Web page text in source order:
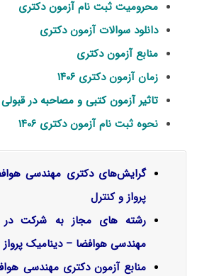
محرومیت ثبت نام آزمون دکتری
دانلود سوالات آزمون دکتری
منابع آزمون دکتری
زمان آزمون دکتری ۱۴۰۶
تاثیر آزمون کتبی و مصاحبه در
نحوه ثبت نام آزمون دکتری ۱۴۰۶
گرایش‌های دکتری مهندسی
پرواز و کنترل
رشته های مجاز به شرکت در
مهندسی هوافضا – دینامیک پرواز
منابع آزمون دکتری مهندسی